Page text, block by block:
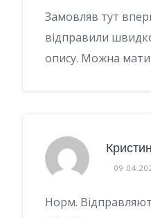
Замовляв тут
відправили
опису. Можна мати
Норм.